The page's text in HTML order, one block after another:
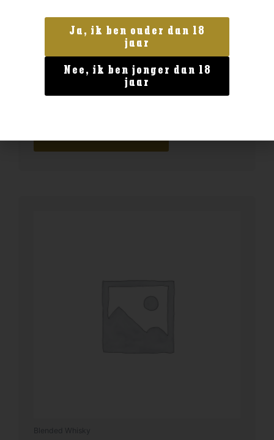
Australië
Scapegrace Anthem
Ja, ik ben ouder dan 18
jaar
Nee, ik ben jonger dan 18
jaar